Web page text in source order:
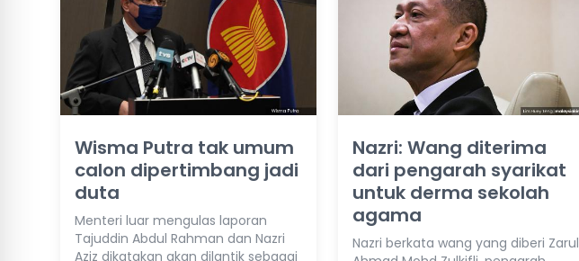
Wisma Putra tak umum
calon dipertimbang jadi
duta
Menteri luar mengulas laporan
Tajuddin Abdul Rahman dan Nazri
Aziz dikatakan akan dilantik sebagai
Nazri: Wang diterima
dari pengarah syarikat
untuk derma sekolah
agama
Nazri berkata wang yang diberi Zarul